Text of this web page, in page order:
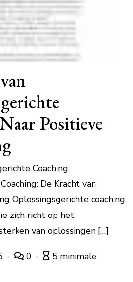
Positieve
Coaching
De Kracht van
Oplossingsgerichte coaching
zich richt op het
van oplossingen […]
0
5 minimale